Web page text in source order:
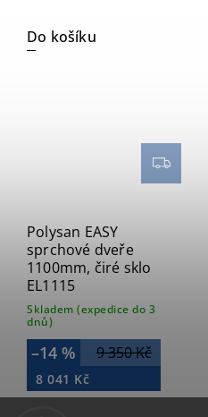
Do košíku
Polysan EASY
sprchové dveře
1100mm, čiré sklo
EL1115
Skladem (expedice do 3
dnů)
9 350 Kč
–14 %
8 041 Kč